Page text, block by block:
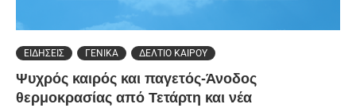
ΕΙΔΗΣΕΙΣ ΓΕΝΙΚΑ ΔΕΛΤΙΟ ΚΑΙΡΟΥ
Ψυχρός καιρός και παγετός-Άνοδος
θερμοκρασίας από Τετάρτη και νέα